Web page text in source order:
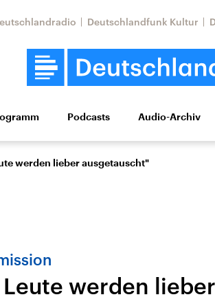
Deutschlandfunk Kultur
Wissen Kultur
Nahostkonflikt
Podcasts Audio-Archiv
werden lieber ausgetauscht"
werden